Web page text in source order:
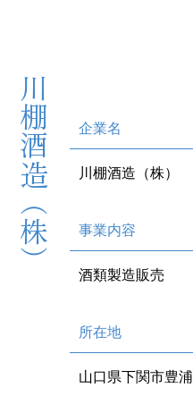
川棚酒造（株） 企業名
川棚酒造（株）
事業内容
酒類製造販売
所在地
山口県下関市豊